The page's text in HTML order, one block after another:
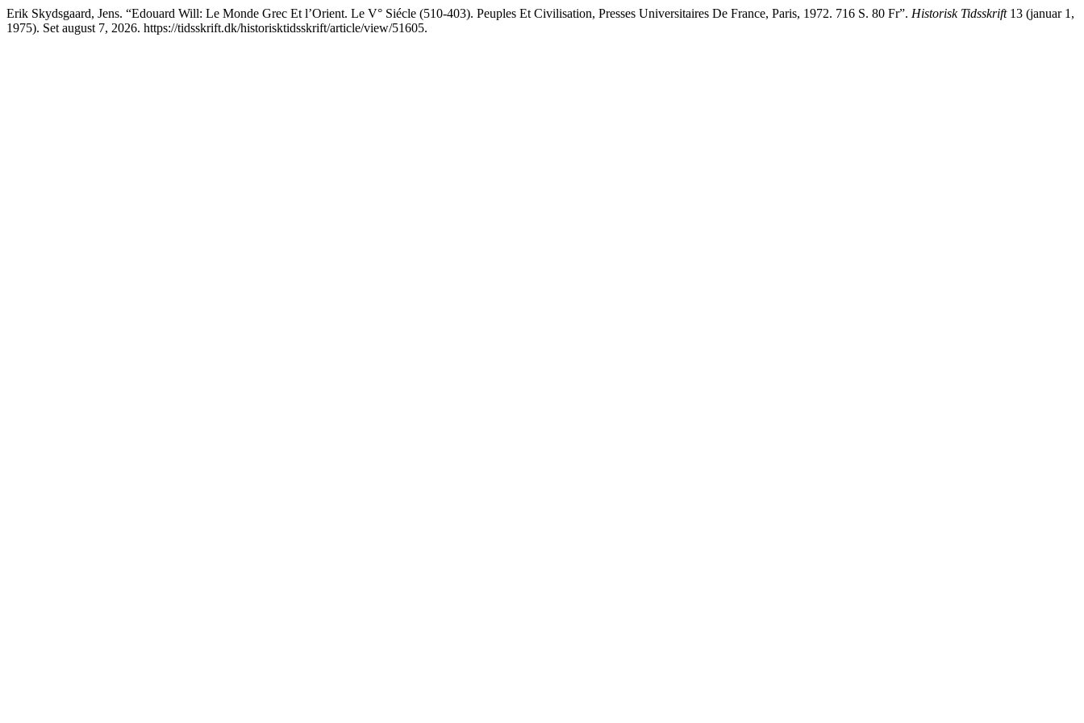
Erik Skydsgaard, Jens. “Edouard Will: Le Monde Grec Et l’Orient. Le V° Siécle (510-403). Peuples Et Civilisation, Presses Universitaires De France, Paris, 1972. 716 S. 80 Fr”. Historisk Tidsskrift13 (januar 1,
1975). Set august 7, 2026. https://tidsskrift.dk/historisktidsskrift/article/view/51605.